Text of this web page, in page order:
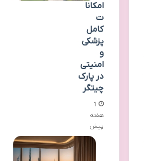
امکانا
ت
کامل
پزشکی
و
امنیتی
در پارک
چیتگر
1
هفته
پیش